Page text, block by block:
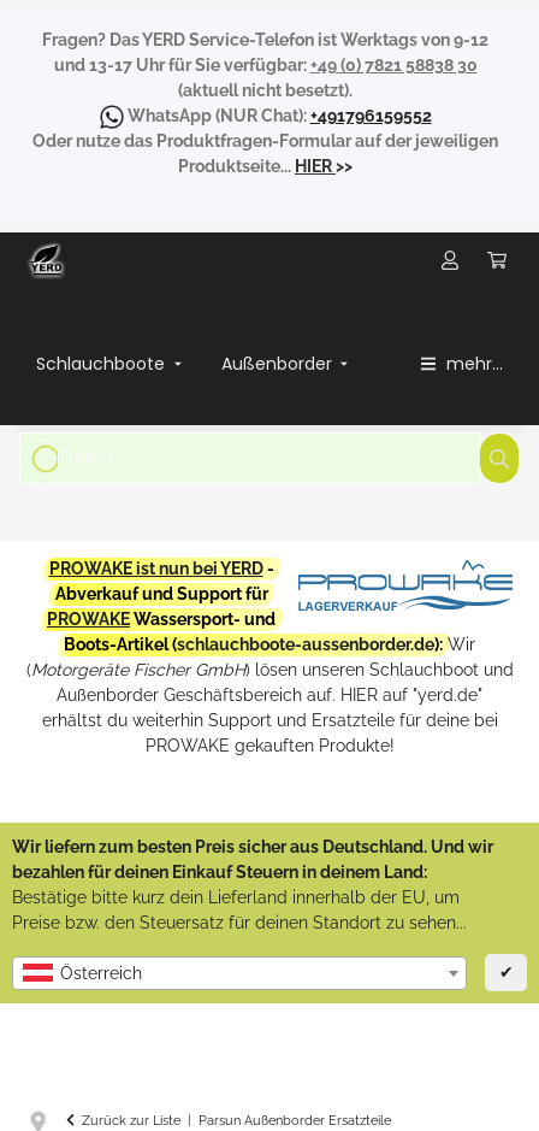
Fragen? Das YERD Service-Telefon ist Werktags von 9-12
und 13-17 Uhr für Sie verfügbar:+49 (0) 7821 58838 30
(aktuell nicht besetzt).
WhatsApp(NUR Chat):+491796159552
Oder nutze das Produktfragen-Formular auf der jeweiligen
Produktseite... HIER>>
Schlauchboote Außenborder mehr...
PROWAKE ist nun bei YERD-
Abverkauf und Support für
PROWAKEWassersport- und
Boots-Artikel (schlauchboote-aussenborder.de): Wir
(Motorgeräte Fischer GmbH) lösen unseren Schlauchboot und
Außenborder Geschäftsbereich auf. HIER auf "yerd.de"
erhältst du weiterhin Support und Ersatzteile für deine bei
PROWAKE gekauften Produkte!
Wir liefern zum besten Preis sicher aus Deutschland. Und wir
bezahlen für deinen Einkauf Steuern in deinem Land:
Bestätige bitte kurz dein Lieferland innerhalb der EU, um
Preise bzw. den Steuersatz für deinen Standort zu sehen...
Österreich ✔
Zurück zur Liste Parsun Außenborder Ersatzteile